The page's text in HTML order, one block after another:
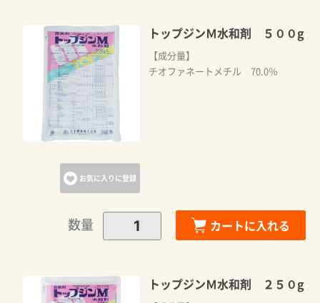
お気に入りに登録
トップジンＭ水和剤 ５００g
【成分量】
チオファネートメチル 70.0％
数量 カートに入れる
トップジンＭ水和剤 ２５０g